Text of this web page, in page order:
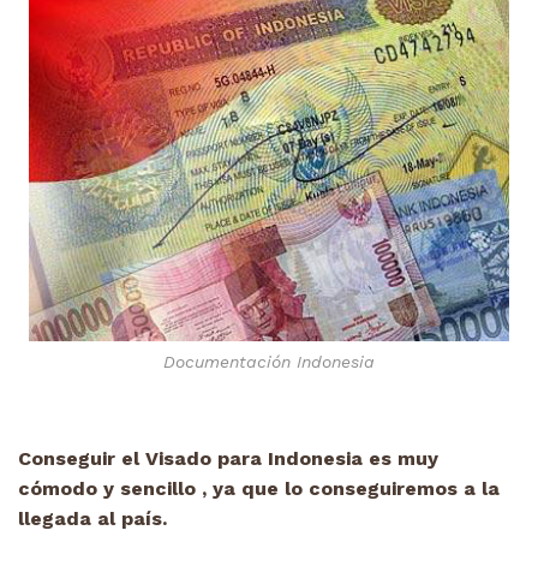
Documentación Indonesia
Conseguir el Visado para Indonesia es muy
cómodo y sencillo , ya que lo conseguiremos a la
llegada al país.